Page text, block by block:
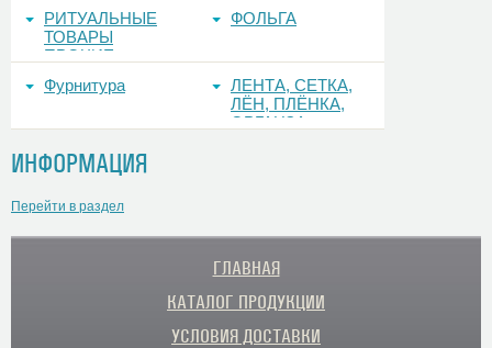
РИТУАЛЬНЫЕ
ТОВАРЫ
ПРОЧИЕ
ФОЛЬГА
Фурнитура
ЛЕНТА, СЕТКА,
ЛЁН, ПЛЁНКА,
ОРГАНЗА
ИНФОРМАЦИЯ
Перейти в раздел
ГЛАВНАЯ
КАТАЛОГ ПРОДУКЦИИ
УСЛОВИЯ ДОСТАВКИ